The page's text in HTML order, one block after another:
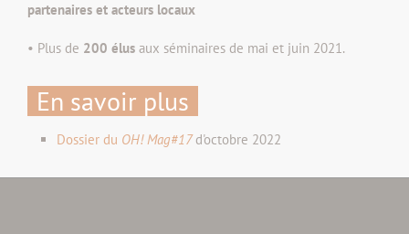
partenaires et acteurs locaux
• Plus de 200 élus aux séminaires de mai et juin 2021.
En savoir plus
Dossier du OH! Mag#17d'octobre 2022